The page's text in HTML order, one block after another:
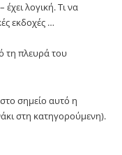
λογική. Τι να
εκδοχές …
τη πλευρά του
σημείο αυτό η
στη κατηγορούμενη).